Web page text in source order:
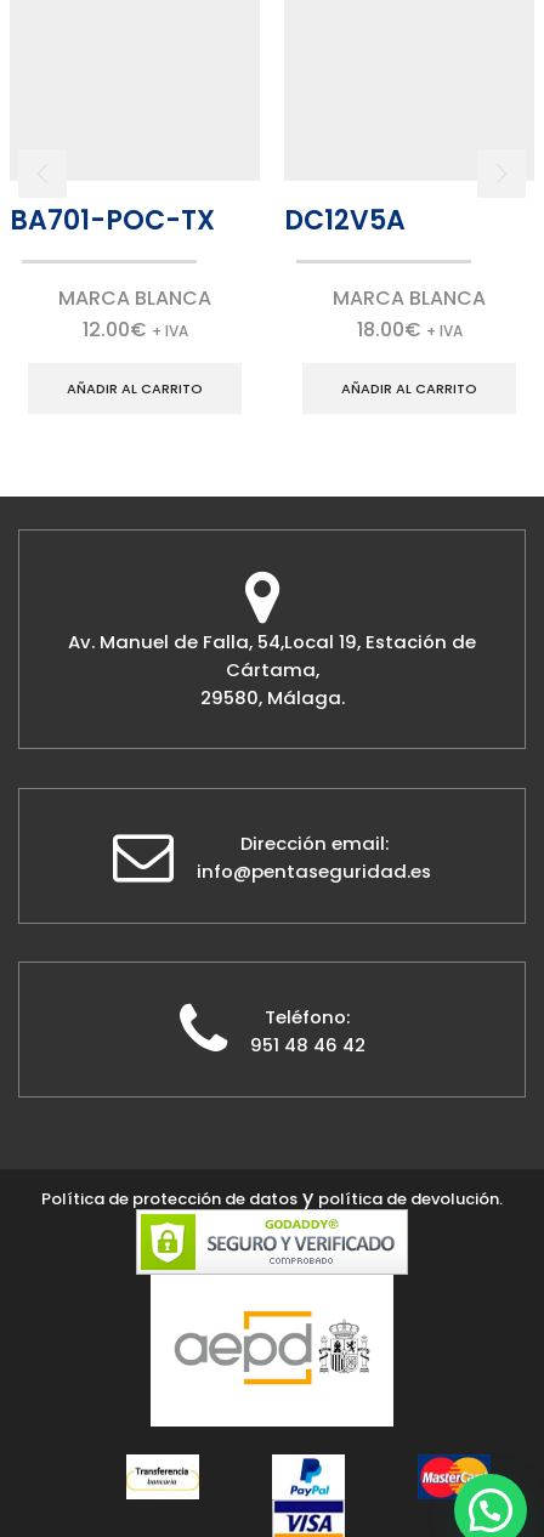
BA701-POC-TX
MARCA BLANCA
12.00€ + IVA
AÑADIR AL CARRITO
DC12V5A
MARCA BLANCA
18.00€ + IVA
AÑADIR AL CARRITO
Av. Manuel de Falla, 54,Local 19, Estación de
Cártama,
29580, Málaga.
Dirección email:
info@pentaseguridad.es
Teléfono:
951 48 46 42
Política de protección de datos y política de devolución.